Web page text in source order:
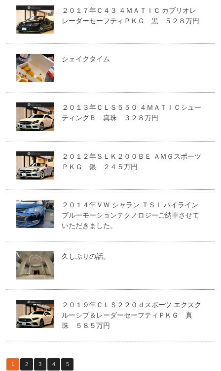
２０１７年Ｃ４３ ４ＭＡＴＩＣ カブリオレ
レーダーセーフティＰＫＧ 黒 ５２８万円
シェイクタイム
２０１３年ＣＬＳ５５０ ４ＭＡＴＩＣシュー
ティングＢ 真珠 ３２８万円
２０１２年ＳＬＫ２００ＢＥ ＡＭＧスポーツ
ＰＫＧ 銀 ２４５万円
２０１４年ＶＷ シャラン ＴＳＩ ハイライン
ブルーモーションテクノロジーご納車させて
いただきました。
久しぶりの話。
２０１９年ＣＬＳ２２０ｄスポーツ エクスク
ルーシブ＆レーダーセーフティＰＫＧ 真
珠 ５８５万円
1 2 3 4 5